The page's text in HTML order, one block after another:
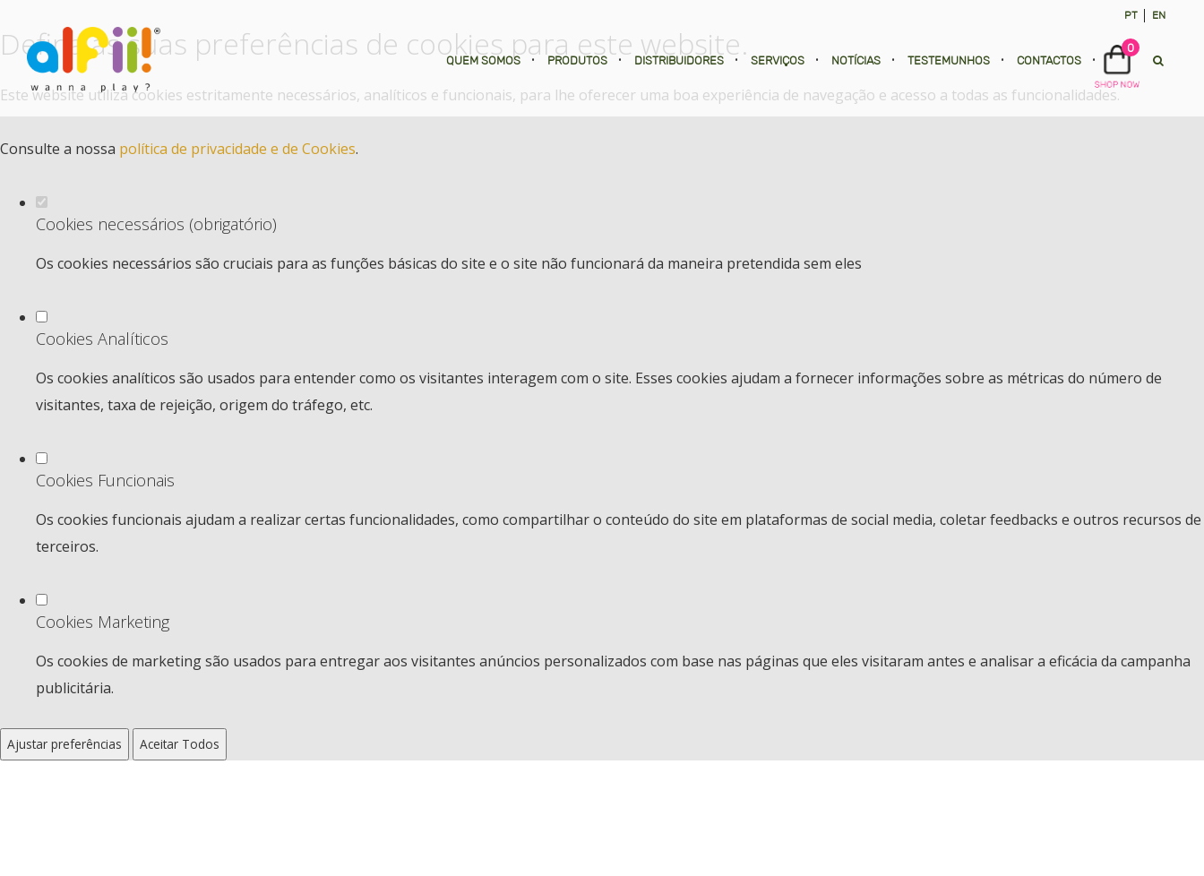
Defina as suas preferências de cookies para este website.
Este website utiliza cookies estritamente necessários, analíticos e funcionais, para lhe oferecer uma boa experiência de navegação e acesso a todas as funcionalidades.
Consulte a nossa política de privacidade e de Cookies.
Cookies necessários (obrigatório)
Os cookies necessários são cruciais para as funções básicas do site e o site não funcionará da maneira pretendida sem eles
Cookies Analíticos
Os cookies analíticos são usados para entender como os visitantes interagem com o site. Esses cookies ajudam a fornecer informações sobre as métricas do número de
visitantes, taxa de rejeição, origem do tráfego, etc.
Cookies Funcionais
Os cookies funcionais ajudam a realizar certas funcionalidades, como compartilhar o conteúdo do site em plataformas de social media, coletar feedbacks e outros recursos de
terceiros.
Cookies Marketing
Os cookies de marketing são usados para entregar aos visitantes anúncios personalizados com base nas páginas que eles visitaram antes e analisar a eficácia da campanha
publicitária.
Ajustar preferências Aceitar Todos
PT EN
QUEM SOMOS • PRODUTOS • DISTRIBUIDORES • SERVIÇOS • NOTÍCIAS • TESTEMUNHOS • CONTACTOS •
0